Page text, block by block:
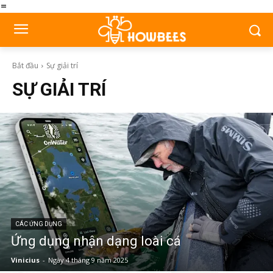
=
Bắt đầu Sự giải trí
SỰ GIẢI TRÍ
CÁC ỨNG DỤNG
Ứng dụng nhận dạng loài cá
Vinicius - Ngày 4 tháng 9 năm 2025